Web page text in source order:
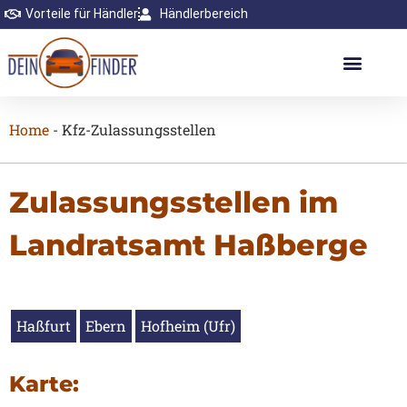
Vorteile für Händler Händlerbereich
Home - Kfz-Zulassungsstellen
Zulassungsstellen im
Landratsamt Haßberge
Haßfurt Ebern Hofheim (Ufr)
Karte: